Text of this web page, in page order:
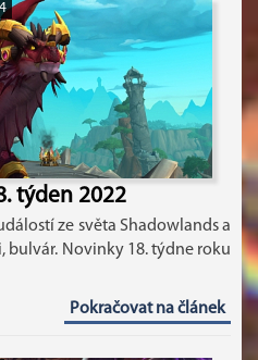
týden 2022
ze světa Shadowlands a
bulvár. Novinky 18. týdne roku
Pokračovat na článek